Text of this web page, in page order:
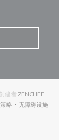
建者 ZENCHEF((在新
略
新窗口中打开))
无障碍设施
((在新窗口